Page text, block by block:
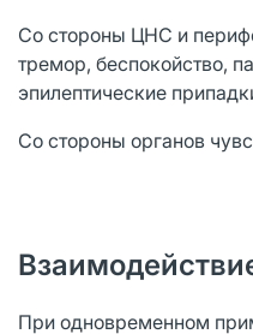
Со стороны ЦНС и
тремор, беспокойство,
эпилептические
Со стороны органов
При одновременном